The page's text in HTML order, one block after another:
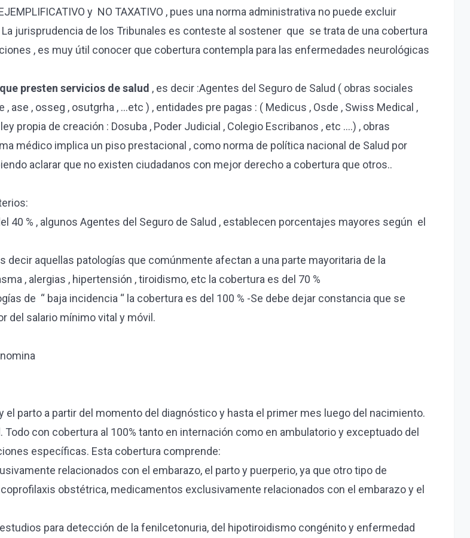
y NO TAXATIVO , pues una norma administrativa no puede excluir
jurisprudencia de los Tribunales es conteste al sostener que se trata de una cobertura
, es muy útil conocer que cobertura contempla para las enfermedades neurológicas
presten servicios de salud , es decir :Agentes del Seguro de Salud ( obras sociales
ase , osseg , osutgrha , …etc ) , entidades pre pagas : ( Medicus , Osde , Swiss Medical ,
propia de creación : Dosuba , Poder Judicial , Colegio Escribanos , etc ….) , obras
médico implica un piso prestacional , como norma de política nacional de Salud por
aclarar que no existen ciudadanos con mejor derecho a cobertura que otros..
% , algunos Agentes del Seguro de Salud , establecen porcentajes mayores según el
aquellas patologías que comúnmente afectan a una parte mayoritaria de la
, alergias , hipertensión , tiroidismo, etc la cobertura es del 70 %
de “ baja incidencia “ la cobertura es del 100 % -Se debe dejar constancia que se
del salario mínimo vital y móvil.
el parto a partir del momento del diagnóstico y hasta el primer mes luego del nacimiento.
con cobertura al 100% tanto en internación como en ambulatorio y exceptuado del
específicas. Esta cobertura comprende:
relacionados con el embarazo, el parto y puerperio, ya que otro tipo de
obstétrica, medicamentos exclusivamente relacionados con el embarazo y el
para detección de la fenilcetonuria, del hipotiroidismo congénito y enfermedad